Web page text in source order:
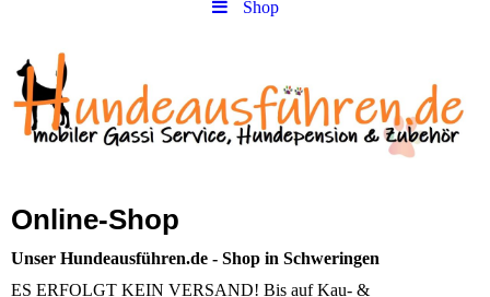
Shop
Online-Shop
Unser Hundeausführen.de - Shop in Schweringen
ES ERFOLGT KEIN VERSAND! Bis auf Kau- &